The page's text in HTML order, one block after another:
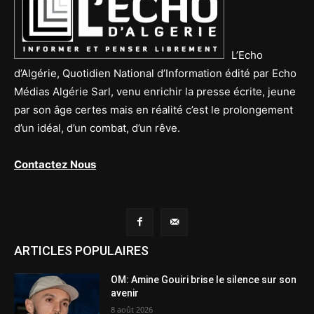
L’Echo
d’Algérie, Quotidien National d’Information édité par Echo
Médias Algérie Sarl, venu enrichir la presse écrite, jeune
par son âge certes mais en réalité c’est le prolongement
d’un idéal, d’un combat, d’un rêve.
Contactez Nous
ARTICLES POPULAIRES
OM: Amine Gouiri brise le silence sur son
avenir
8 août 2026